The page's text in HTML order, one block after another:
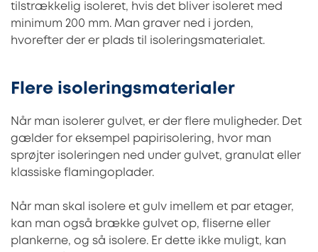
tilstrækkelig isoleret, hvis det bliver isoleret med
minimum 200 mm. Man graver ned i jorden,
hvorefter der er plads til isoleringsmaterialet.
Flere isoleringsmaterialer
Når man isolerer gulvet, er der flere muligheder. Det
gælder for eksempel papirisolering, hvor man
sprøjter isoleringen ned under gulvet, granulat eller
klassiske flamingoplader.
Når man skal isolere et gulv imellem et par etager,
kan man også brække gulvet op, fliserne eller
plankerne, og så isolere. Er dette ikke muligt, kan